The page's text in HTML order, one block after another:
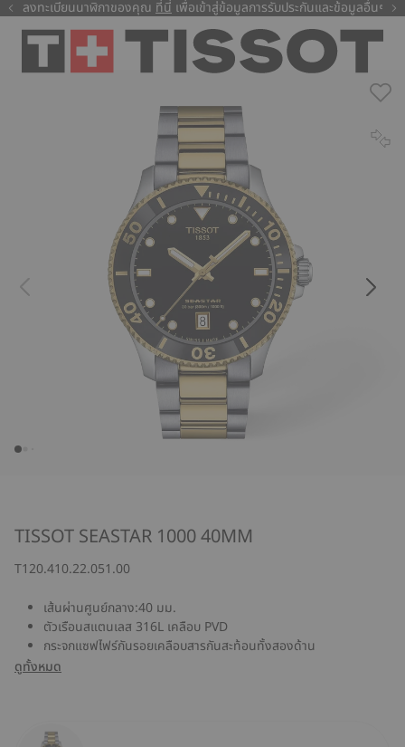
ลงทะเบียนนาฬิกาของคุณ ที่นี่ เพื่อเข้าสู่ข้อมูลการรับประกันและข้อมูลอื่นๆ
ที่นี่
TISSOT SEASTAR 1000 40MM
T120.410.22.051.00
เส้นผ่านศูนย์กลาง:40 มม.
ตัวเรือนสแตนเลส 316L เคลือบ PVD
กระจกแซฟไฟร์กันรอยเคลือบสารกันสะท้อนทั้งสองด้าน
ดูทั้งหมด